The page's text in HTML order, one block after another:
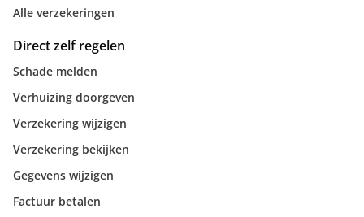
Alle verzekeringen
Direct zelf regelen
Schade melden
Verhuizing doorgeven
Verzekering wijzigen
Verzekering bekijken
Gegevens wijzigen
Factuur betalen